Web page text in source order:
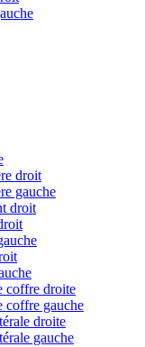
droit
gauche
droit
coffre droite
coffre gauche
droite
gauche